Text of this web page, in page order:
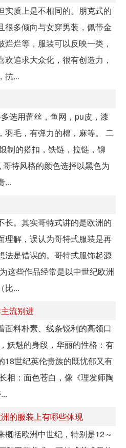
实质上是不相同的。朋克式的
很多倾向与女穿男装，佩带金
烂等，服装可以反映一类，
追求大众化，很有创造力，
抗...
选用蕾丝，鱼网，pu皮，漆
羽毛，有弹力的棉，麻等。 二
制的搭扣，铁链，拉链，铆
特风格的颜色选择以黑色为
...
长。其实哥特式讲的是欧洲的
理解，误认为哥特式服装是再
法是错误的。哥特式服饰起源
这些作品经常是以中世纪欧洲
比...
流别进
面料朴素、线条锐利的高领口
妖魅的身段，华丽的性格：有
18世纪英伦贵族的既忧郁又有
相：面色苍白，像《理发师陶
的服装上有哪些体现
概括欧洲中世纪，特别是12～